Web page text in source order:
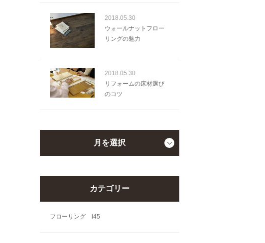
2018.05.30
ウォールナットフロー
リングの魅力
2018.05.30
リフォームの床材選び
のコツ
月を選択
カテゴリー
フローリング l45